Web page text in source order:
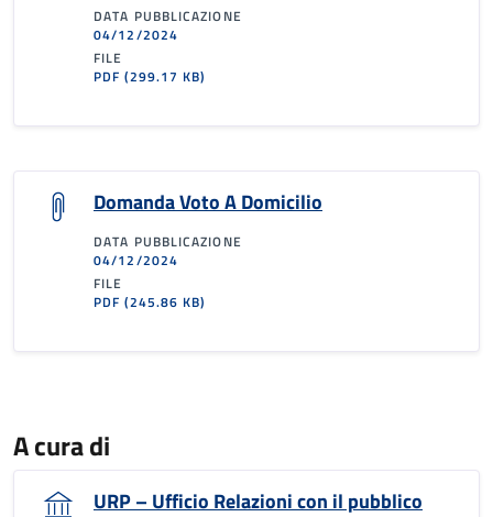
DATA PUBBLICAZIONE
04/12/2024
FILE
PDF(299.17 KB)
Domanda Voto A Domicilio
DATA PUBBLICAZIONE
04/12/2024
FILE
PDF(245.86 KB)
A cura di
URP – Ufficio Relazioni con il pubblico